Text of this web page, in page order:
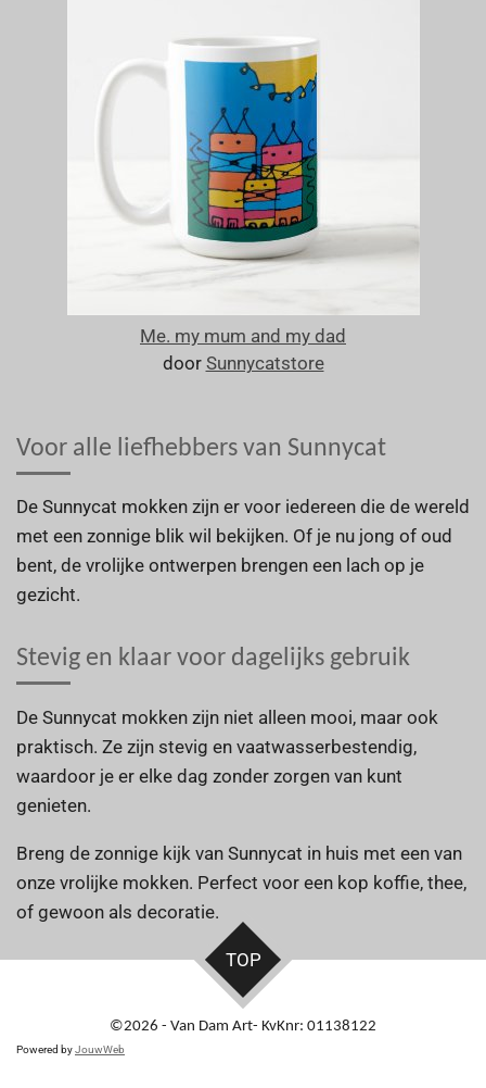
Me. my mum and my dad
door Sunnycatstore
Voor alle liefhebbers van Sunnycat
De Sunnycat mokken zijn er voor iedereen die de wereld
met een zonnige blik wil bekijken. Of je nu jong of oud
bent, de vrolijke ontwerpen brengen een lach op je
gezicht.
Stevig en klaar voor dagelijks gebruik
De Sunnycat mokken zijn niet alleen mooi, maar ook
praktisch. Ze zijn stevig en vaatwasserbestendig,
waardoor je er elke dag zonder zorgen van kunt
genieten.
Breng de zonnige kijk van Sunnycat in huis met een van
onze vrolijke mokken. Perfect voor een kop koffie, thee,
of gewoon als decoratie.
TOP
©2026 - Van Dam Art- KvKnr: 01138122
Powered byJouwWeb